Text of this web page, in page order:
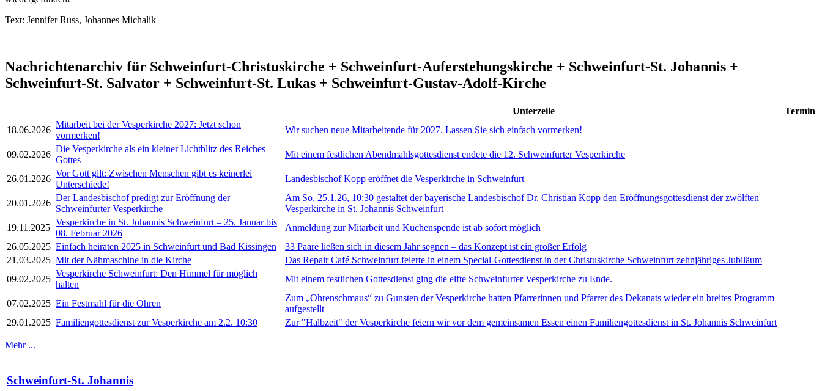
Text: Jennifer Russ, Johannes Michalik
Nachrichtenarchiv für Schweinfurt-Christuskirche + Schweinfurt-Auferstehungskirche + Schweinfurt-St. Johannis +
Schweinfurt-St. Salvator + Schweinfurt-St. Lukas + Schweinfurt-Gustav-Adolf-Kirche
Unterzeile
Termin
18.06.2026
Mitarbeit bei der Vesperkirche 2027: Jetzt schon
vormerken!
Wir suchen neue Mitarbeitende für 2027. Lassen Sie sich einfach vormerken!
09.02.2026
Die Vesperkirche als ein kleiner Lichtblitz des Reiches
Gottes
Mit einem festlichen Abendmahlsgottesdienst endete die 12. Schweinfurter Vesperkirche
26.01.2026
Vor Gott gilt: Zwischen Menschen gibt es keinerlei
Unterschiede!
Landesbischof Kopp eröffnet die Vesperkirche in Schweinfurt
20.01.2026
Der Landesbischof predigt zur Eröffnung der
Schweinfurter Vesperkirche
Am So, 25.1.26, 10:30 gestaltet der bayerische Landesbischof Dr. Christian Kopp den Eröffnungsgottesdienst der zwölften
Vesperkirche in St. Johannis Schweinfurt
19.11.2025
Vesperkirche in St. Johannis Schweinfurt – 25. Januar bis
08. Februar 2026
Anmeldung zur Mitarbeit und Kuchenspende ist ab sofort möglich
26.05.2025 Einfach heiraten 2025 in Schweinfurt und Bad Kissingen
33 Paare ließen sich in diesem Jahr segnen – das Konzept ist ein großer Erfolg
21.03.2025 Mit der Nähmaschine in die Kirche
Das Repair Café Schweinfurt feierte in einem Special-Gottesdienst in der Christuskirche Schweinfurt zehnjähriges Jubiläum
09.02.2025
Vesperkirche Schweinfurt: Den Himmel für möglich
halten
Mit einem festlichen Gottesdienst ging die elfte Schweinfurter Vesperkirche zu Ende.
07.02.2025 Ein Festmahl für die Ohren
Zum „Ohrenschmaus“ zu Gunsten der Vesperkirche hatten Pfarrerinnen und Pfarrer des Dekanats wieder ein breites Programm
aufgestellt
29.01.2025 Familiengottesdienst zur Vesperkirche am 2.2. 10:30 Zur "Halbzeit" der Vesperkirche feiern wir vor dem gemeinsamen Essen einen Familiengottesdienst in St. Johannis Schweinfurt
Mehr ...
Schweinfurt-St. Johannis